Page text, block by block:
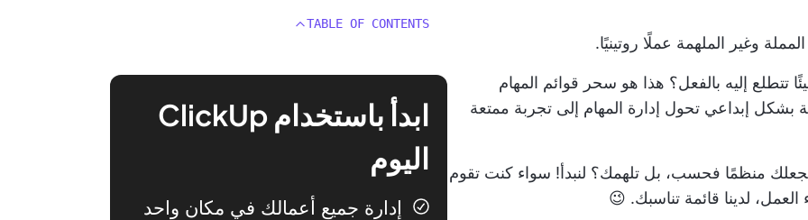
وغير الملهمة عملًا روتينيًا.
تتطلع إليه بالفعل؟ هذا هو سحر قوائم المهام
بشكل إبداعي تحول إدارة المهام إلى تجربة ممتعة
منظمًا فحسب، بل تلهمك؟ لنبدأ! سواء كنت تقوم
العمل، لدينا قائمة تناسبك. 😉
TABLE OF CONTENTS
ابدأ باستخدام ClickUp
اليوم
إدارة جميع أعمالك في مكان واحد